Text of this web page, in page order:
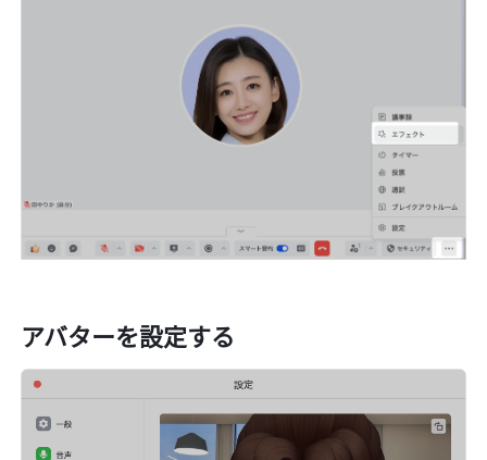
アバターを設定する